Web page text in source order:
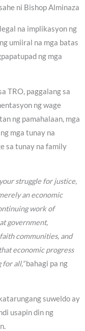
ni Bishop Alminaza
na implikasyon ng
umiiral na mga batas
ng mga
TRO, paggalang sa
ng wage
ng pamahalaan, mga
mga tunay na
sa tunay na family
struggle for justice,
an economic
work of
government,
communities, and
economic progress
all,”bahagi pa ng
suweldo ay
usapin din ng